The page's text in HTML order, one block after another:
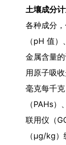
土壤成分
各种成分
（pH 值
金属含量
用原子吸
毫克每千
（PAHs
联用仪（
（μg/kg